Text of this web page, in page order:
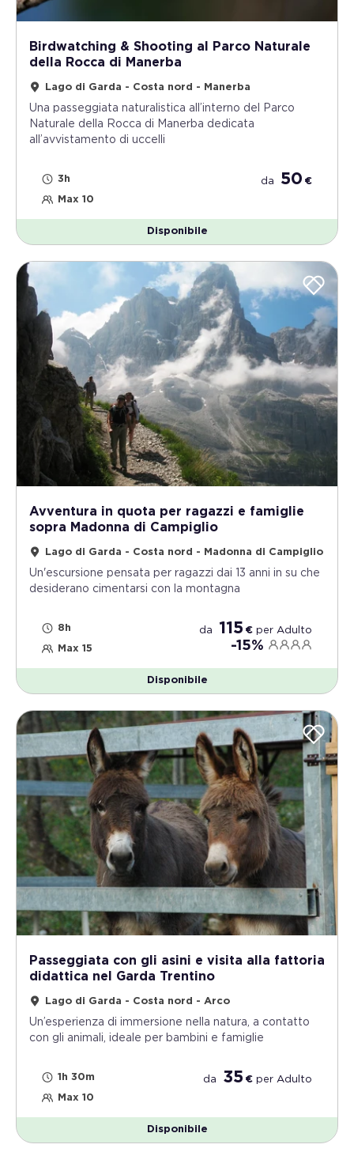
Birdwatching & Shooting al Parco Naturale
della Rocca di Manerba
Lago di Garda - Costa nord - Manerba
Una passeggiata naturalistica all’interno del Parco
Naturale della Rocca di Manerba dedicata
all’avvistamento di uccelli
3h
Max 10
da 50 €
Disponibile
Avventura in quota per ragazzi e famiglie
sopra Madonna di Campiglio
Lago di Garda - Costa nord - Madonna di Campiglio
Un'escursione pensata per ragazzi dai 13 anni in su che
desiderano cimentarsi con la montagna
8h
Max 15
da 115 € per Adulto
-15%
Disponibile
Passeggiata con gli asini e visita alla fattoria
didattica nel Garda Trentino
Lago di Garda - Costa nord - Arco
Un’esperienza di immersione nella natura, a contatto
con gli animali, ideale per bambini e famiglie
1h 30m
Max 10
da 35 € per Adulto
Disponibile